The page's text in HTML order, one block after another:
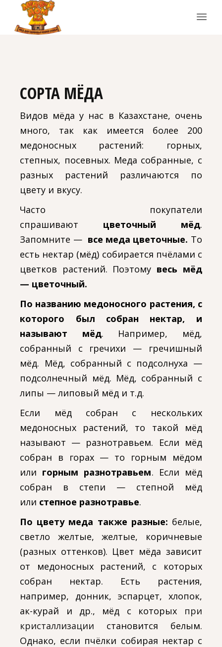
СОРТА МЁДА
Видов мёда у нас в Казахстане, очень
много, так как имеется более 200
медоносных растений: горных,
степных, посевных. Меда собранные, с
разных растений различаются по
цвету и вкусу.
Часто покупатели
спрашивают цветочный мёд.
Запомните — все меда цветочные. То
есть нектар (мёд) собирается пчёлами с
цветков растений. Поэтому весь мёд
— цветочный.
По названию медоносного растения, с
которого был собран нектар, и
называют мёд. Например, мёд,
собранный с гречихи — гречишный
мёд. Мёд, собранный с подсолнуха —
подсолнечный мёд. Мёд, собранный с
липы — липовый мёд и т.д.
Если мёд собран с нескольких
медоносных растений, то такой мёд
называют — разнотравьем. Если мёд
собран в горах — то горным мёдом
или горным разнотравьем. Если мёд
собран в степи — степной мёд
или степное разнотравье.
По цвету меда также разные: белые,
светло желтые, желтые, коричневые
(разных оттенков). Цвет мёда зависит
от медоносных растений, с которых
собран нектар. Есть растения,
например, донник, эспарцет, хлопок,
ак-курай и др., мёд с которых при
кристаллизации становится белым.
Однако, если пчёлки собирая нектар с